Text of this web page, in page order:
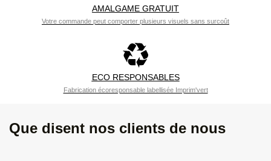
AMALGAME GRATUIT
Votre commande peut comporter plusieurs visuels sans surcoût
ECO RESPONSABLES
Fabrication écoresponsable labellisée Imprim'vert
Que disent nos clients de nous